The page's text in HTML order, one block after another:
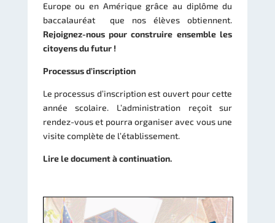
Europe ou en Amérique grâce au diplôme du
baccalauréat que nos élèves obtiennent.
Rejoignez-nous pour construire ensemble les
citoyens du futur !
Processus d’inscription
Le processus d’inscription est ouvert pour cette
année scolaire. L’administration reçoit sur
rendez-vous et pourra organiser avec vous une
visite complète de l’établissement.
Lire le document à continuation.